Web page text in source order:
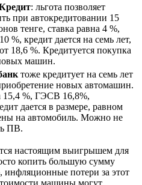
: льгота позволяет
при автокредитовании 15
тенге, ставка равна 4 %,
%, кредит дается на семь лет,
18,6 %. Кредитуется покупка
машин.
тоже кредитует на семь лет
новых автомашин.
15,4 %, ГЭСВ 16,8%,
дается в размере, равном
на автомобиль. Можно не
ПВ.
настоящим выигрышем для
копить большую сумму
инфляционные потери за этот